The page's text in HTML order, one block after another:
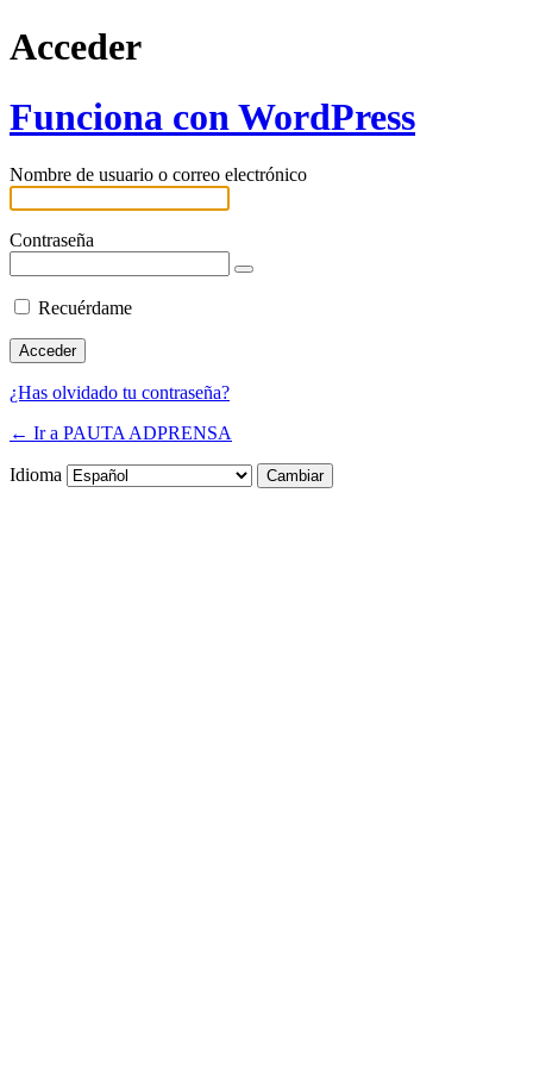
Acceder
Funciona con WordPress
Nombre de usuario o correo electrónico
Contraseña
Recuérdame
¿Has olvidado tu contraseña?
← Ir a PAUTA ADPRENSA
Idioma